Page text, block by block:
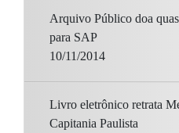
Arquivo Público doa
para SAP
10/11/2014
Livro eletrônico retrata
Capitania Paulista